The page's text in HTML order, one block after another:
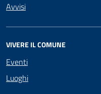
Avvisi
VIVERE IL COMUNE
Eventi
Luoghi